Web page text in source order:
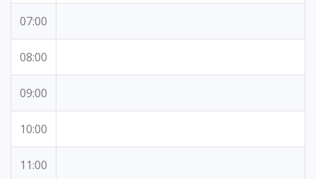
07:00
08:00
09:00
10:00
11:00